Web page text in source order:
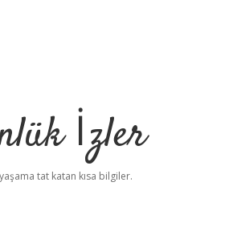
İzler
tat katan kısa bilgiler.